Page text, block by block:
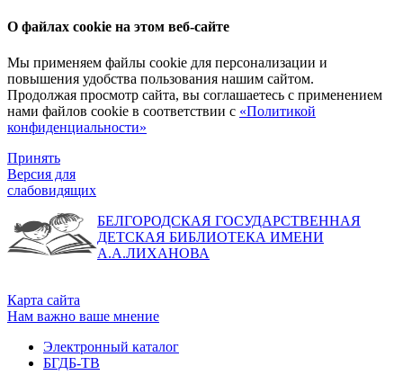
О файлах cookie на этом веб-сайте
Мы применяем файлы cookie для персонализации и
повышения удобства пользования нашим сайтом.
Продолжая просмотр сайта, вы соглашаетесь с применением
нами файлов cookie в соответствии с «Политикой
конфиденциальности»
Принять
Версия для
слабовидящих
БЕЛГОРОДСКАЯ ГОСУДАРСТВЕННАЯ
ДЕТСКАЯ БИБЛИОТЕКА ИМЕНИ
А.А.ЛИХАНОВА
Карта сайта
Нам важно ваше мнение
Электронный каталог
БГДБ-ТВ